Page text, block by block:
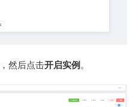
然后点击开启实例。